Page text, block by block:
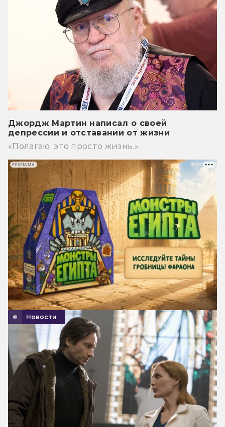
Джордж Мартин написал о своей
депрессии и отставании от жизни
«Полагаю, это просто жизнь.»
Новости
РЕКЛАМА